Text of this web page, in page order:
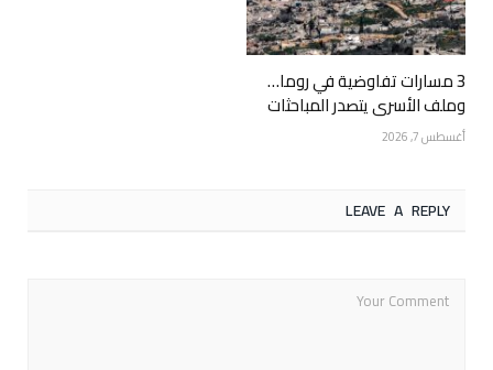
3 مسارات تفاوضية في روما…
وملف الأسرى يتصدر المباحثات
أغسطس 7, 2026
LEAVE A REPLY